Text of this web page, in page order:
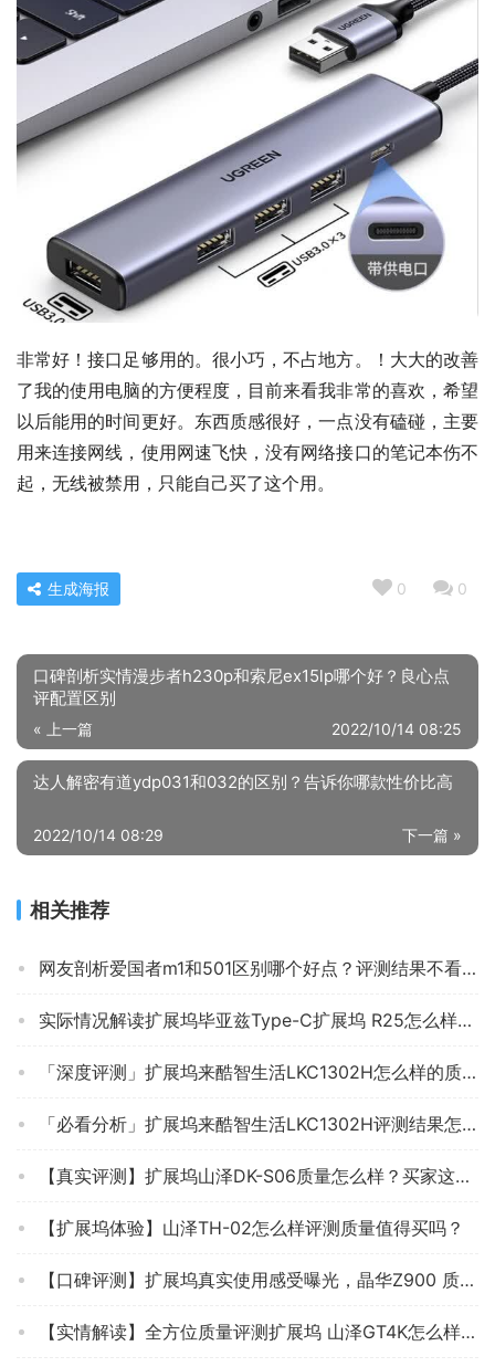
非常好！接口足够用的。很小巧，不占地方。！大大的改善
了我的使用电脑的方便程度，目前来看我非常的喜欢，希望
以后能用的时间更好。东西质感很好，一点没有磕碰，主要
用来连接网线，使用网速飞快，没有网络接口的笔记本伤不
起，无线被禁用，只能自己买了这个用。
0 0
生成海报
口碑剖析实情漫步者h230p和索尼ex15lp哪个好？良心点
评配置区别
« 上一篇 2022/10/14 08:25
达人解密有道ydp031和032的区别？告诉你哪款性价比高
下一篇 »
2022/10/14 08:29
相关推荐
网友剖析爱国者m1和501区别哪个好点？评测结果不看后悔
实际情况解读扩展坞毕亚兹Type-C扩展坞 R25怎么样的质量，评测为什么这样？
「深度评测」扩展坞来酷智生活LKC1302H怎么样的质量？来看看买家说法
「必看分析」扩展坞来酷智生活LKC1302H评测结果怎么样？不值得买吗？
【真实评测】扩展坞山泽DK-S06质量怎么样？买家这样说你还敢买吗？
【扩展坞体验】山泽TH-02怎么样评测质量值得买吗？
【口碑评测】扩展坞真实使用感受曝光，晶华Z900 质量怎么样？究竟合不合格
【实情解读】全方位质量评测扩展坞 山泽GT4K怎么样？买前一定要先知道这些情况！